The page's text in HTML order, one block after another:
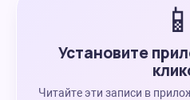
📱
Установите
Читайте эти записи в